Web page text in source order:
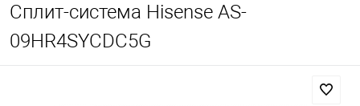
Сплит-система Hisense AS-
09HR4SYCDC5G